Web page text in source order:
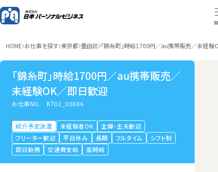
HOME お仕事を探す 東京都 墨田区 「錦糸町」時給1700円／au携帯販売／未経験
「錦糸町」時給1700円／au携帯販売／
未経験OK／即日歓迎
お仕事NO.KT02_00686
紹介予定派遣 未経験者OK
主婦・主夫歓迎
フリーター歓迎
平日休み 長期 フルタイム
シフト制
即日勤務
交通費支給 高時給